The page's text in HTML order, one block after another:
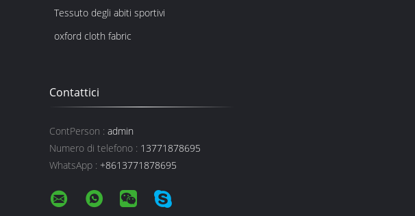
Tessuto degli abiti sportivi
oxford cloth fabric
Contattici
ContPerson : admin
Numero di telefono : 13771878695
WhatsApp : +8613771878695